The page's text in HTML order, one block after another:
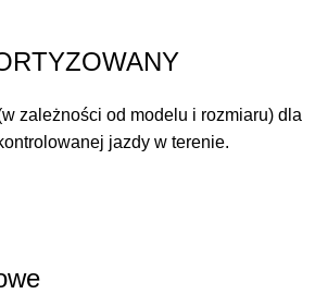
zależności od modelu i rozmiaru) dla
jazdy w terenie.